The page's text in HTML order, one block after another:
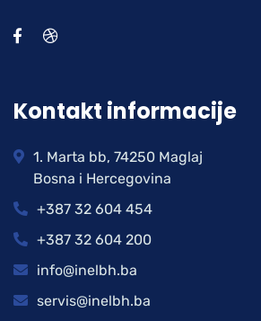
Kontakt informacije
1. Marta bb, 74250 Maglaj
Bosna i Hercegovina
+387 32 604 454
+387 32 604 200
info@inelbh.ba
servis@inelbh.ba